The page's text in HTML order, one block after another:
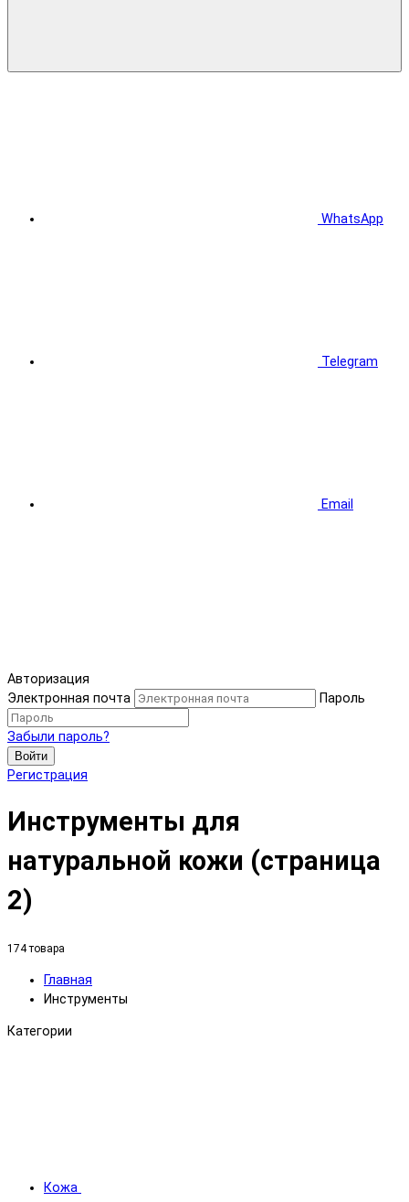
WhatsApp
Telegram
Email
Авторизация
Электронная почта
Пароль
Забыли пароль?
Войти
Регистрация
Инструменты для
натуральной кожи (страница
2)
174 товара
Главная
Инструменты
Категории
Кожа